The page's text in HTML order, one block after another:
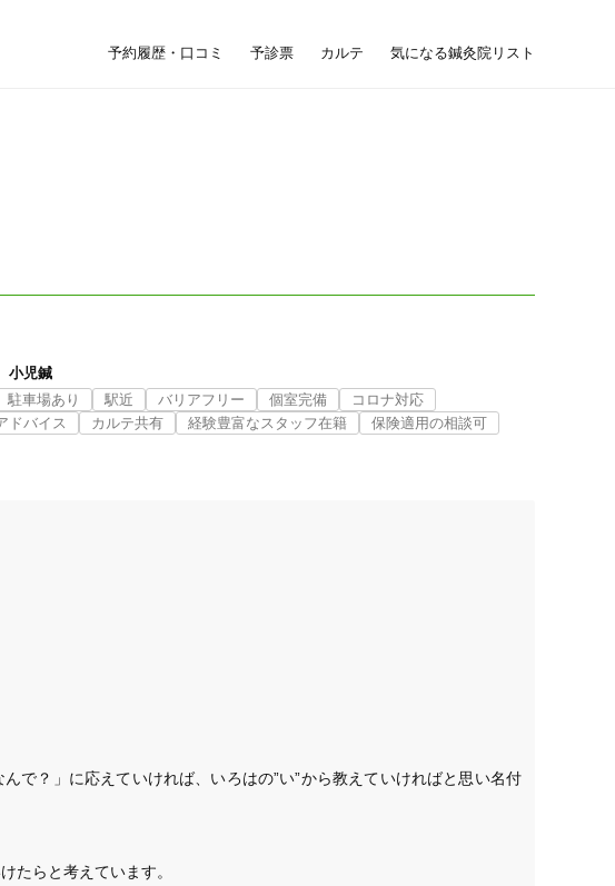
予約履歴・口コミ 予診票 カルテ 気になる鍼灸院リスト
小児鍼
駐車場あり 駅近 バリアフリー 個室完備
コロナ対応
ドバイス カルテ共有 経験豊富なスタッフ在籍
保険適用の相談可
で？」に応えていければ、いろはの”い”から教えていければと思い名付
たらと考えています。